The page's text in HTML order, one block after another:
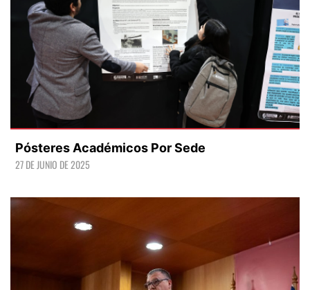
Pósteres Académicos Por Sede
27 DE JUNIO DE 2025